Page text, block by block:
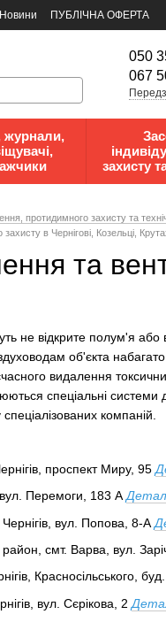
Новини
ПУБЛІЧНА ОФЕРТА
050
067
журнали,
захисту
протидимного захисту та
в Чернігові, Козельці,
та
не відкрите полум'я або
об'єкта
видалення
спеціальні
компаній.
проспект Миру, 95
вул. Перемоги, 183 А
вул. Попова, 8-А
район, смт. Варва, вул.
Красносільського,
вул. Сєрікова, 2